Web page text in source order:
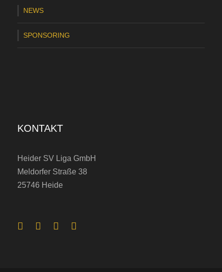
NEWS
SPONSORING
KONTAKT
Heider SV Liga GmbH
Meldorfer Straße 38
25746 Heide